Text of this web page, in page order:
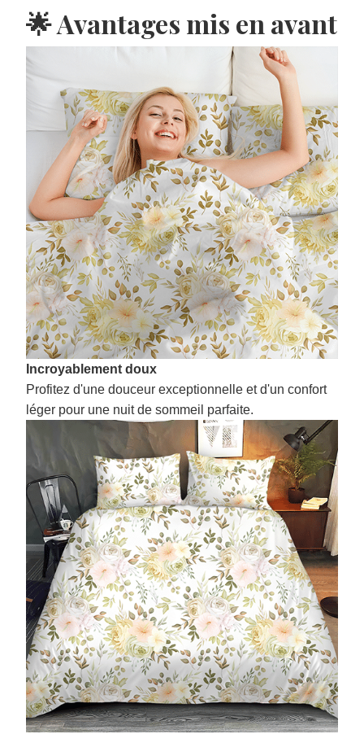
🌟 Avantages mis en avant
Incroyablement doux
Profitez d'une douceur exceptionnelle et d'un confort
léger pour une nuit de sommeil parfaite.